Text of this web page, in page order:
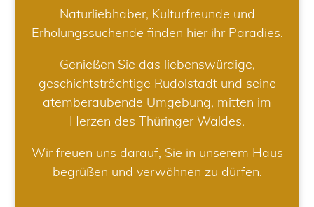
Naturliebhaber, Kulturfreunde und
Erholungssuchende finden hier ihr Paradies.
Genießen Sie das liebenswürdige,
geschichtsträchtige Rudolstadt und seine
atemberaubende Umgebung, mitten im
Herzen des Thüringer Waldes.
Wir freuen uns darauf, Sie in unserem Haus
begrüßen und verwöhnen zu dürfen.